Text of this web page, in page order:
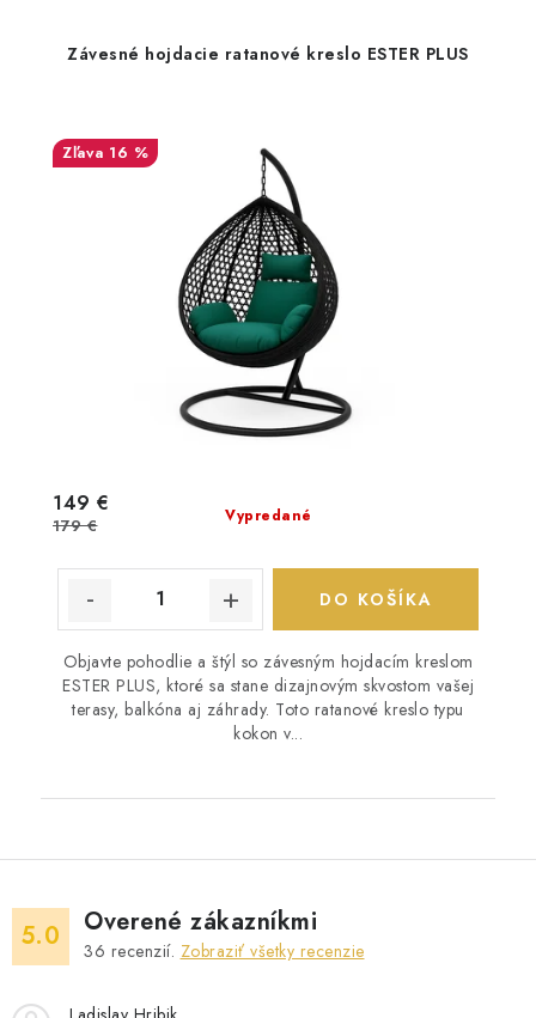
Závesné hojdacie ratanové kreslo ESTER PLUS
16 %
Vypredané
149 €
179 €
DO KOŠÍKA
Objavte pohodlie a štýl so závesným hojdacím kreslom
ESTER PLUS, ktoré sa stane dizajnovým skvostom vašej
terasy, balkóna aj záhrady. Toto ratanové kreslo typu
kokon v...
5.0 Overené zákazníkmi
36 recenzií. Zobraziť všetky recenzie